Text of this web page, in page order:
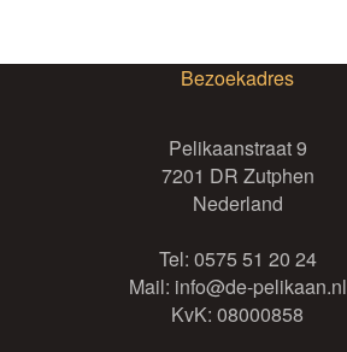
Bezoekadres
Pelikaanstraat 9
7201 DR Zutphen
Nederland
Tel: 0575 51 20 24
Mail: info@de-pelikaan.nl
KvK: 08000858